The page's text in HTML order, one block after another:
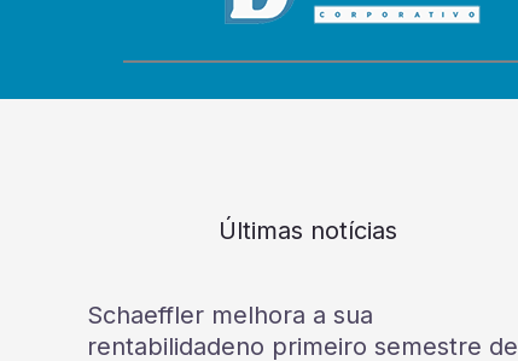
Últimas notícias
Schaeffler melhora a sua
rentabilidadeno primeiro semestre de